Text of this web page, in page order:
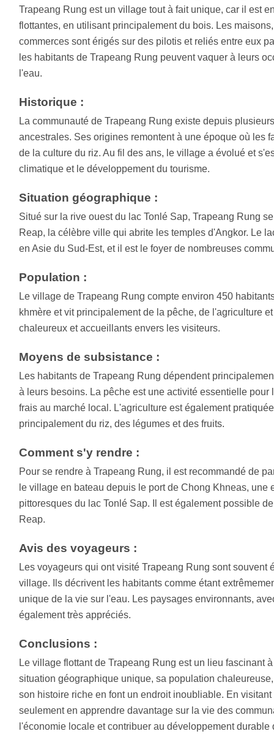
Trapeang Rung est un village tout à fait unique, car il est
flottantes, en utilisant principalement du bois. Les
commerces sont érigés sur des pilotis et reliés entre eux
les habitants de Trapeang Rung peuvent vaquer à leurs
l'eau.
Historique :
La communauté de Trapeang Rung existe depuis
ancestrales. Ses origines remontent à une époque où les
de la culture du riz. Au fil des ans, le village a évolué et
climatique et le développement du tourisme.
Situation géographique :
Situé sur la rive ouest du lac Tonlé Sap, Trapeang Rung
Reap, la célèbre ville qui abrite les temples d'Angkor. Le
en Asie du Sud-Est, et il est le foyer de nombreuses
Population :
Le village de Trapeang Rung compte environ 450
khmère et vit principalement de la pêche, de l'agriculture
chaleureux et accueillants envers les visiteurs.
Moyens de subsistance :
Les habitants de Trapeang Rung dépendent
à leurs besoins. La pêche est une activité essentielle
frais au marché local. L'agriculture est également
principalement du riz, des légumes et des fruits.
Comment s'y rendre :
Pour se rendre à Trapeang Rung, il est recommandé de
le village en bateau depuis le port de Chong Khneas,
pittoresques du lac Tonlé Sap. Il est également possible
Reap.
Avis des voyageurs :
Les voyageurs qui ont visité Trapeang Rung sont
village. Ils décrivent les habitants comme étant
unique de la vie sur l'eau. Les paysages environnants,
également très appréciés.
Conclusions :
Le village flottant de Trapeang Rung est un lieu fascinant
situation géographique unique, sa population
son histoire riche en font un endroit inoubliable. En
seulement en apprendre davantage sur la vie des
l'économie locale et contribuer au développement